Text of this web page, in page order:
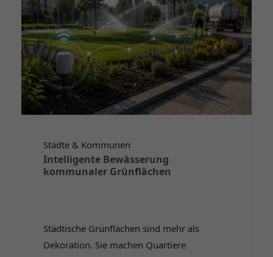
Städte & Kommunen
Intelligente Bewässerung
kommunaler Grünflächen
Städtische Grünflächen sind mehr als
Dekoration. Sie machen Quartiere